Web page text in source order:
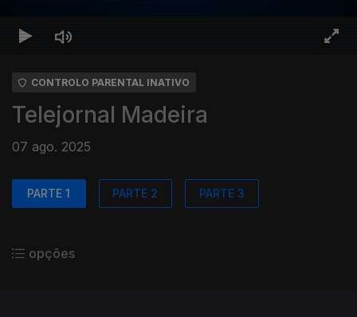
CONTROLO PARENTAL INATIVO
Telejornal Madeira
07 ago. 2025
PARTE 1 PARTE 2 PARTE 3
opções